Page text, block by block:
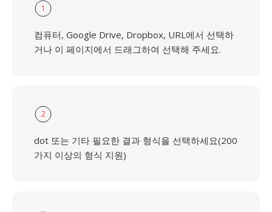
1
컴퓨터, Google Drive, Dropbox, URL에서 선택하
거나 이 페이지에서 드래그하여 선택해 주세요.
2
dot 또는 기타 필요한 결과 형식을 선택하세요(200
가지 이상의 형식 지원)